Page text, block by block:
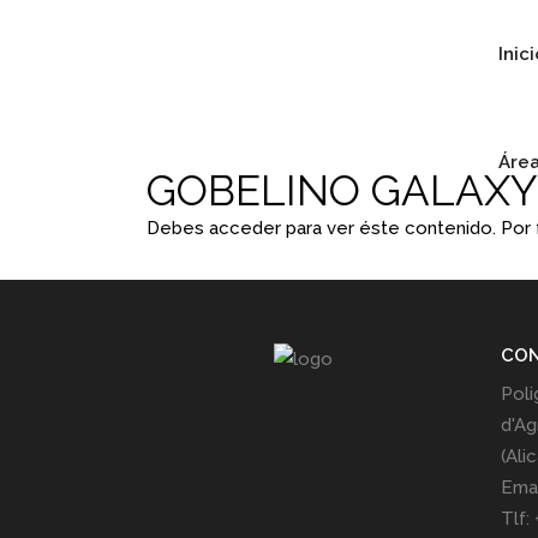
GOBELINO
Debes acceder para ver éste contenido.
Tlf: